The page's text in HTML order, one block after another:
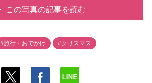
この写真の記事を読む
#旅行・おでかけ #クリスマス